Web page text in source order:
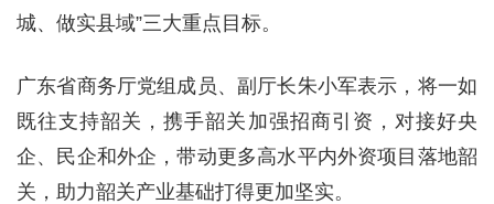
城、做实县域”三大重点目标。
广东省商务厅党组成员、副厅长朱小军表示，将一如
既往支持韶关，携手韶关加强招商引资，对接好央
企、民企和外企，带动更多高水平内外资项目落地韶
关，助力韶关产业基础打得更加坚实。